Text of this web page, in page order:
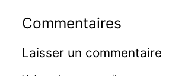
Commentaires
Laisser un commentaire